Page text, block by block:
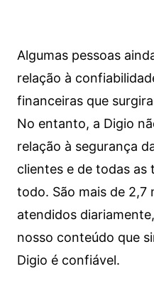
Algumas pessoas
relação à
financeiras que
No entanto, a Digio
relação à segurança
clientes e de todas as
todo. São mais de 2,7
atendidos
nosso conteúdo que
Digio é confiável.